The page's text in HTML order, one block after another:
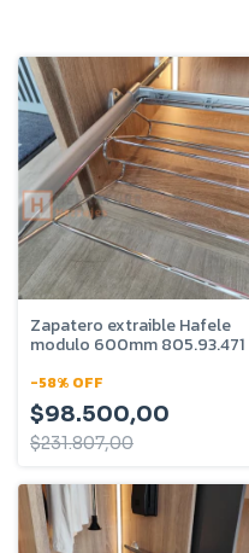
Zapatero extraible Hafele
modulo 600mm 805.93.471
-58% OFF
$98.500,00
$231.807,00